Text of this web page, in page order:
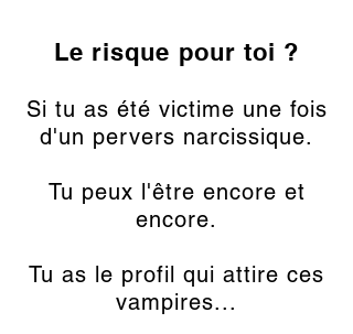
Le risque pour toi ?
Si tu as été victime une fois
d'un pervers narcissique.
Tu peux l'être encore et
encore.
Tu as le profil qui attire ces
vampires...